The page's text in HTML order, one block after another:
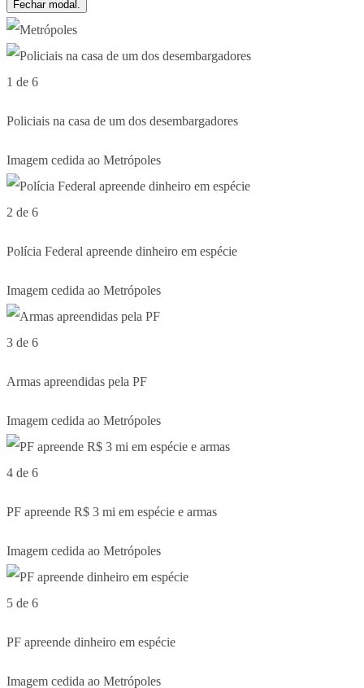
Fechar modal.
1 de 6
Policiais na casa de um dos desembargadores
Imagem cedida ao Metrópoles
2 de 6
Polícia Federal apreende dinheiro em espécie
Imagem cedida ao Metrópoles
3 de 6
Armas apreendidas pela PF
Imagem cedida ao Metrópoles
4 de 6
PF apreende R$ 3 mi em espécie e armas
Imagem cedida ao Metrópoles
5 de 6
PF apreende dinheiro em espécie
Imagem cedida ao Metrópoles